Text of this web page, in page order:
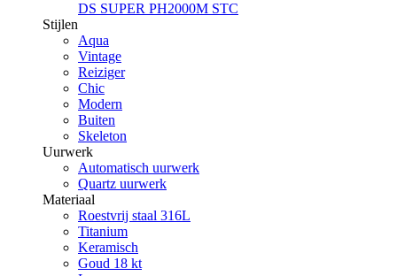
DS SUPER PH2000M STC
Stijlen
Aqua
Vintage
Reiziger
Chic
Modern
Buiten
Skeleton
Uurwerk
Automatisch uurwerk
Quartz uurwerk
Materiaal
Roestvrij staal 316L
Titanium
Keramisch
Goud 18 kt